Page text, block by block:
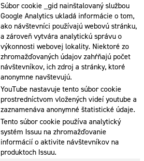
Súbor cookie _gid nainštalovaný službou
Google Analytics ukladá informácie o tom,
ako návštevníci používajú webovú stránku,
a zároveň vytvára analytickú správu o
výkonnosti webovej lokality. Niektoré zo
zhromažďovaných údajov zahŕňajú počet
návštevníkov, ich zdroj a stránky, ktoré
anonymne navštevujú.
YouTube nastavuje tento súbor cookie
prostredníctvom vložených videí youtube a
zaznamenáva anonymné štatistické údaje.
Tento súbor cookie používa analytický
systém Issuu na zhromažďovanie
informácií o aktivite návštevníkov na
produktoch Issuu.